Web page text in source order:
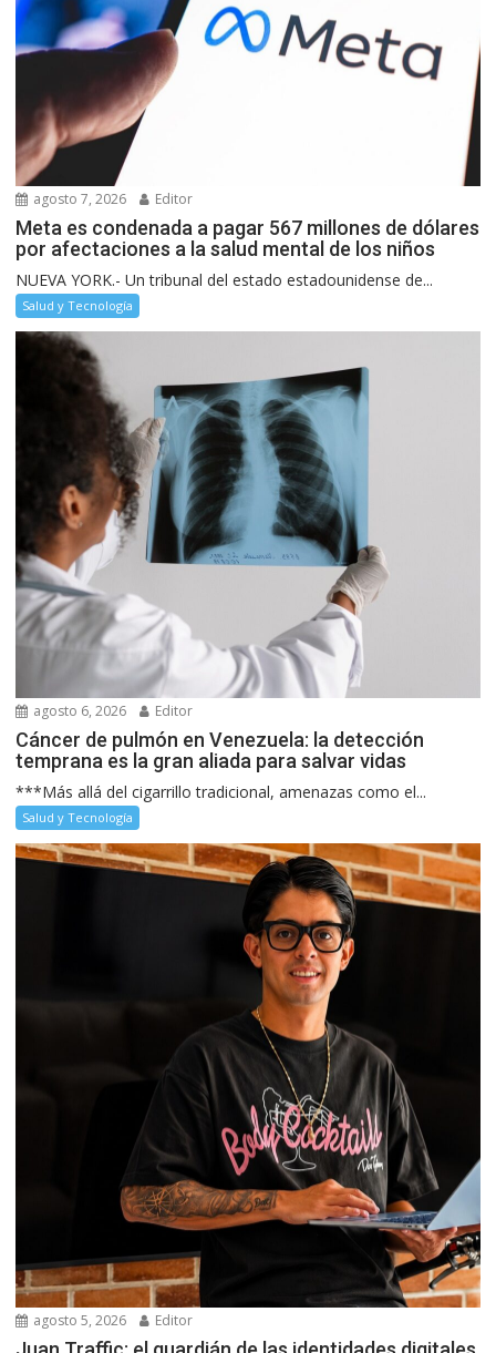
agosto 7, 2026 Editor
Meta es condenada a pagar 567 millones de dólares
por afectaciones a la salud mental de los niños
NUEVA YORK.- Un tribunal del estado estadounidense de...
Salud y Tecnología
agosto 6, 2026 Editor
Cáncer de pulmón en Venezuela: la detección
temprana es la gran aliada para salvar vidas
***Más allá del cigarrillo tradicional, amenazas como el...
Salud y Tecnología
agosto 5, 2026 Editor